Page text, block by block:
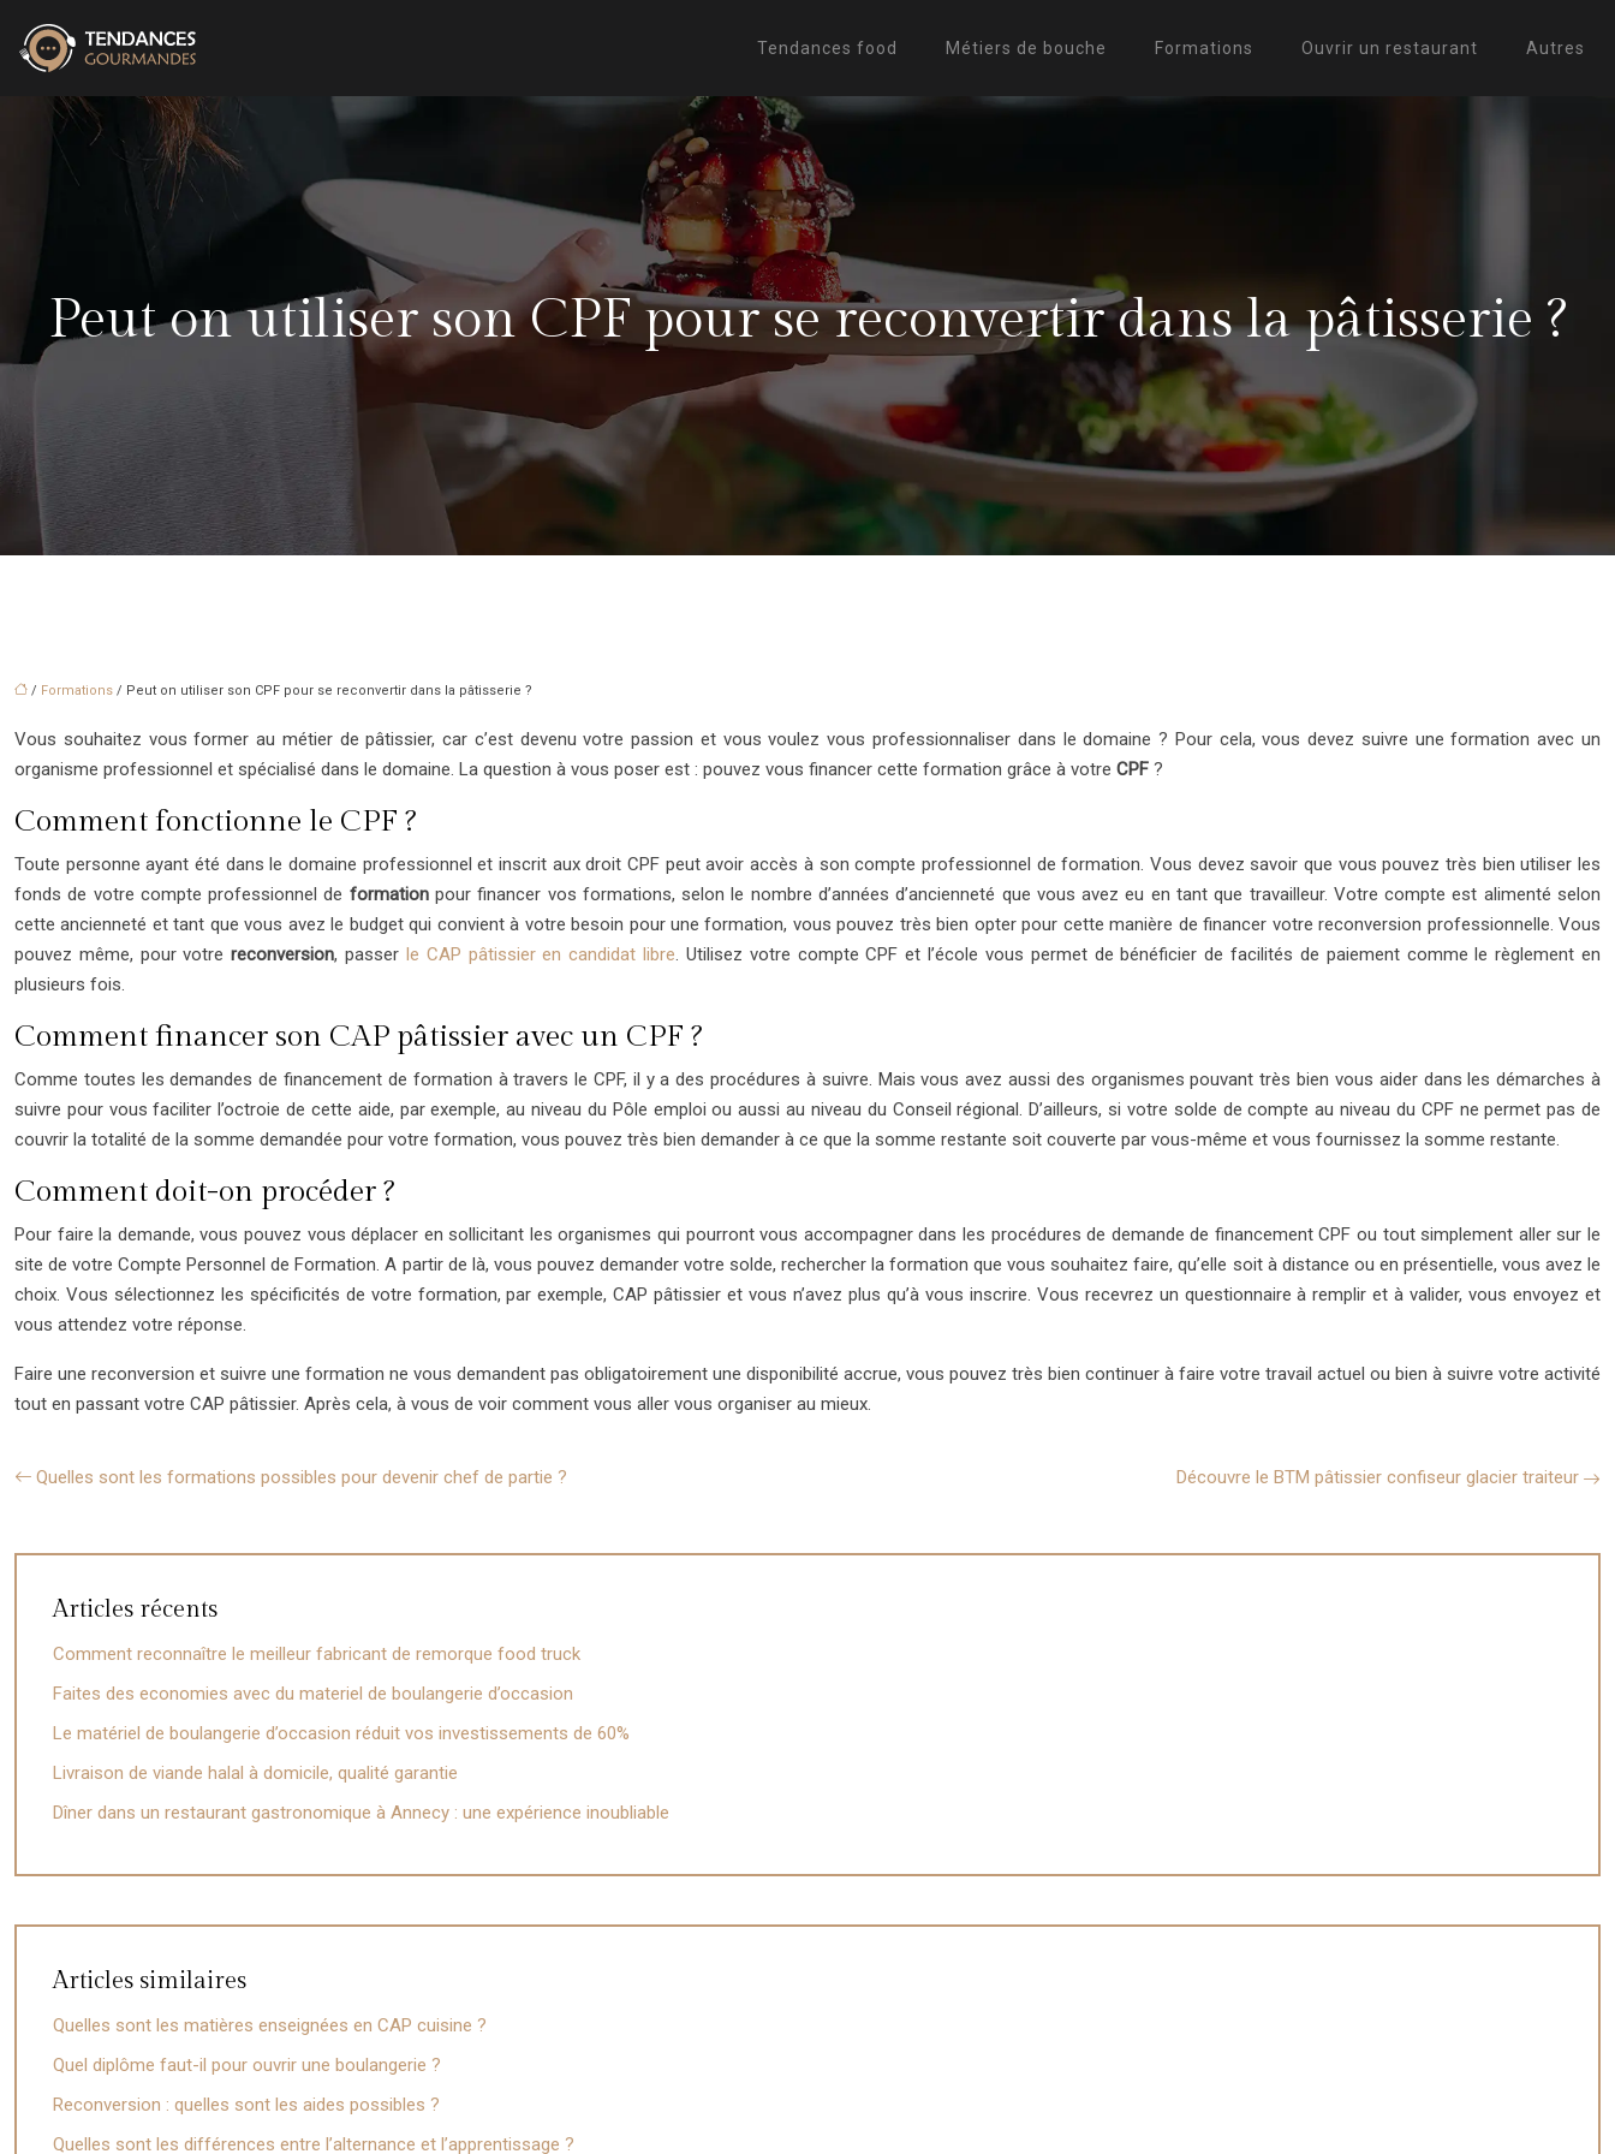
Tendances food Métiers de bouche Formations Ouvrir un restaurant Autres
Peut on utiliser son CPF pour se reconvertir dans la pâtisserie ?
/ Formations / Peut on utiliser son CPF pour se reconvertir dans la pâtisserie ?
Vous souhaitez vous former au métier de pâtissier, car c’est devenu votre passion et vous voulez vous professionnaliser dans le domaine ? Pour cela, vous devez suivre une formation avec un
organisme professionnel et spécialisé dans le domaine. La question à vous poser est : pouvez vous financer cette formation grâce à votre CPF ?
Comment fonctionne le CPF ?
Toute personne ayant été dans le domaine professionnel et inscrit aux droit CPF peut avoir accès à son compte professionnel de formation. Vous devez savoir que vous pouvez très bien utiliser les
fonds de votre compte professionnel de formationpour financer vos formations, selon le nombre d’années d’ancienneté que vous avez eu en tant que travailleur. Votre compte est alimenté selon
cette ancienneté et tant que vous avez le budget qui convient à votre besoin pour une formation, vous pouvez très bien opter pour cette manière de financer votre reconversion professionnelle. Vous
pouvez même, pour votrereconversion, passer le CAP pâtissier en candidat libre. Utilisez votre compte CPF et l’école vous permet de bénéficier de facilités de paiement comme le règlement en
plusieurs fois.
Comment financer son CAP pâtissier avec un CPF ?
Comme toutes les demandes de financement de formation à travers le CPF, il y a des procédures à suivre. Mais vous avez aussi des organismes pouvant très bien vous aider dans les démarches à
suivre pour vous faciliter l’octroie de cette aide, par exemple, au niveau du Pôle emploi ou aussi au niveau du Conseil régional. D’ailleurs, si votre solde de compte au niveau du CPF ne permet pas de
couvrir la totalité de la somme demandée pour votre formation, vous pouvez très bien demander à ce que la somme restante soit couverte par vous-même et vous fournissez la somme restante.
Comment doit-on procéder ?
Pour faire la demande, vous pouvez vous déplacer en sollicitant les organismes qui pourront vous accompagner dans les procédures de demande de financement CPF ou tout simplement aller sur le
site de votre Compte Personnel de Formation. A partir de là, vous pouvez demander votre solde, rechercher la formation que vous souhaitez faire, qu’elle soit à distance ou en présentielle, vous avez le
choix. Vous sélectionnez les spécificités de votre formation, par exemple, CAP pâtissier et vous n’avez plus qu’à vous inscrire. Vous recevrez un questionnaire à remplir et à valider, vous envoyez et
vous attendez votre réponse.
Faire une reconversion et suivre une formation ne vous demandent pas obligatoirement une disponibilité accrue, vous pouvez très bien continuer à faire votre travail actuel ou bien à suivre votre activité
tout en passant votre CAP pâtissier. Après cela, à vous de voir comment vous aller vous organiser au mieux.
Quelles sont les formations possibles pour devenir chef de partie ? Découvre le BTM pâtissier confiseur glacier traiteur
Articles récents
Comment reconnaître le meilleur fabricant de remorque food truck
Faites des economies avec du materiel de boulangerie d’occasion
Le matériel de boulangerie d’occasion réduit vos investissements de 60%
Livraison de viande halal à domicile, qualité garantie
Dîner dans un restaurant gastronomique à Annecy : une expérience inoubliable
Articles similaires
Quelles sont les matières enseignées en CAP cuisine ?
Quel diplôme faut-il pour ouvrir une boulangerie ?
Reconversion : quelles sont les aides possibles ?
Quelles sont les différences entre l’alternance et l’apprentissage ?